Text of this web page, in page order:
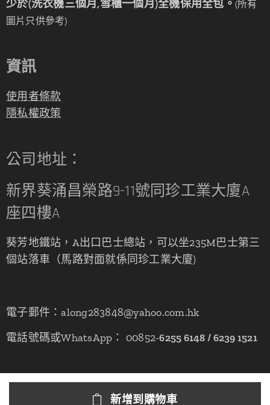
新增到購物車
少於(洗衣機三個月,雪櫃一個月)全機保用全包。 (所有
圖片只供參考)
資訊
使用者條款
隱私權政策
公司地址：
新界葵涌昌榮路9-11號同珍工業大廈A
座四樓A
葵芳地鐵站，A出口巴士總站，可以坐235M巴士第三
個站落車（馬路對面就係同珍工業大廈)
電子郵件：along283848@yahoo.com.hk
電話號碼或WhatsApp： 00852-6255 6148 / 6239 1521